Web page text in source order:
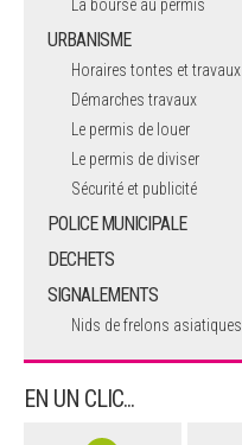
La bourse au permis
URBANISME
Horaires tontes et travaux
Démarches travaux
Le permis de louer
Le permis de diviser
Sécurité et publicité
POLICE MUNICIPALE
DECHETS
SIGNALEMENTS
Nids de frelons asiatiques
EN UN CLIC...